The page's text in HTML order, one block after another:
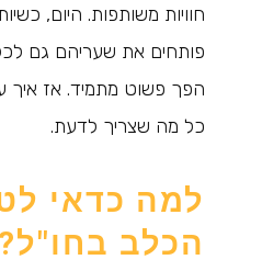
חוויות משותפות. היום,
פותחים את שעריהם גם
הפך פשוט מתמיד. אז איך
כל מה שצריך לדעת.
למה כדאי
הכלב בחו"ל?